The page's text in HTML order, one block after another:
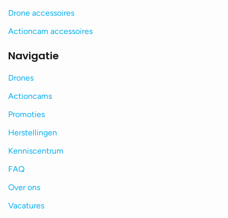
Drone accessoires
Actioncam accessoires
Navigatie
Drones
Actioncams
Promoties
Herstellingen
Kenniscentrum
FAQ
Over ons
Vacatures